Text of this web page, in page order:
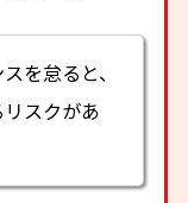
を怠ると、
スクがあ